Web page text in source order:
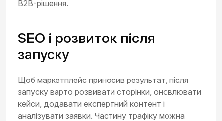
B2B-рішення.
SEO і розвиток після
запуску
Щоб маркетплейс приносив результат, після
запуску варто розвивати сторінки, оновлювати
кейси, додавати експертний контент і
аналізувати заявки. Частину трафіку можна